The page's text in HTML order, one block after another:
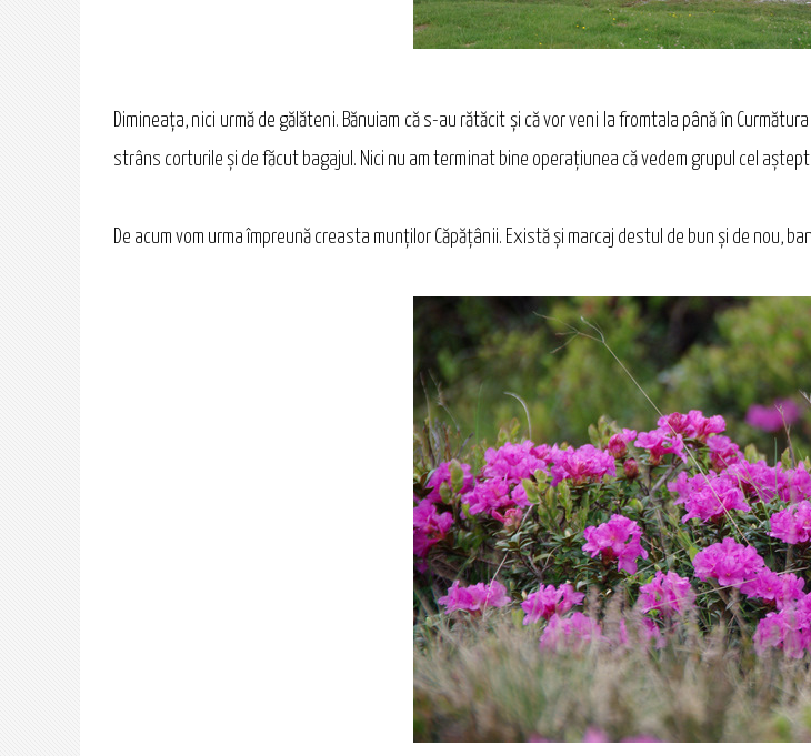
Dimineaţa, nici urmă de gălăteni. Bănuiam că s-au rătăcit şi că vor veni la fromtala până în
strâns corturile şi de făcut bagajul. Nici nu am terminat bine operaţiunea că vedem grupul cel
De acum vom urma împreună creasta munţilor Căpăţânii. Există şi marcaj destul de bun şi de nou,